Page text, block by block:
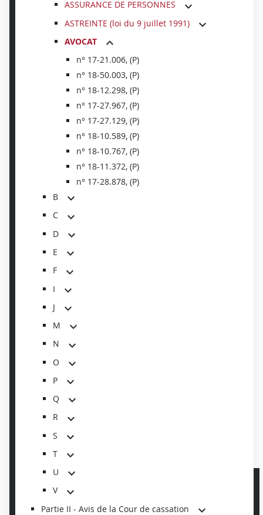
ASSURANCE DE PERSONNES
ASTREINTE (loi du 9 juillet 1991)
AVOCAT
n° 17-21.006, (P)
n° 18-50.003, (P)
n° 18-12.298, (P)
n° 17-27.967, (P)
n° 17-27.129, (P)
n° 18-10.589, (P)
n° 18-10.767, (P)
n° 18-11.372, (P)
n° 17-28.878, (P)
B
C
D
E
F
I
J
M
N
O
P
Q
R
S
T
U
V
Partie II - Avis de la Cour de cassation